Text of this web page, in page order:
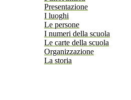
Presentazione
I luoghi
Le persone
I numeri della scuola
Le carte della scuola
Organizzazione
La storia